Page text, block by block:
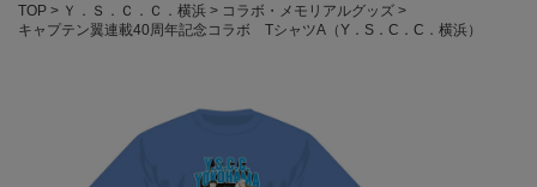
TOP Ｙ．Ｓ．Ｃ．Ｃ．横浜
コラボ・メモリアルグッズ
キャプテン翼連載40周年記念コラボ TシャツA（Y．S．C．C．横浜）